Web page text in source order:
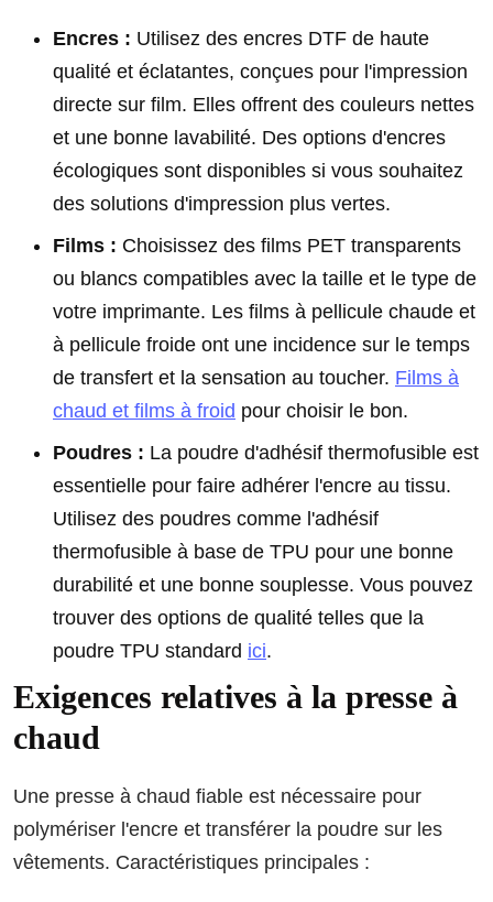
Encres : Utilisez des encres DTF de haute
qualité et éclatantes, conçues pour l'impression
directe sur film. Elles offrent des couleurs nettes
et une bonne lavabilité. Des options d'encres
écologiques sont disponibles si vous souhaitez
des solutions d'impression plus vertes.
Films : Choisissez des films PET transparents
ou blancs compatibles avec la taille et le type de
votre imprimante. Les films à pellicule chaude et
à pellicule froide ont une incidence sur le temps
de transfert et la sensation au toucher. Films à
chaud et films à froid pour choisir le bon.
Poudres : La poudre d'adhésif thermofusible est
essentielle pour faire adhérer l'encre au tissu.
Utilisez des poudres comme l'adhésif
thermofusible à base de TPU pour une bonne
durabilité et une bonne souplesse. Vous pouvez
trouver des options de qualité telles que la
poudre TPU standard ici.
Exigences relatives à la presse à
chaud
Une presse à chaud fiable est nécessaire pour
polymériser l'encre et transférer la poudre sur les
vêtements. Caractéristiques principales :